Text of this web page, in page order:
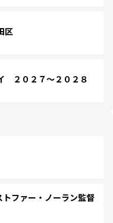
区
２０２７～２０２８
ファー・ノーラン監督